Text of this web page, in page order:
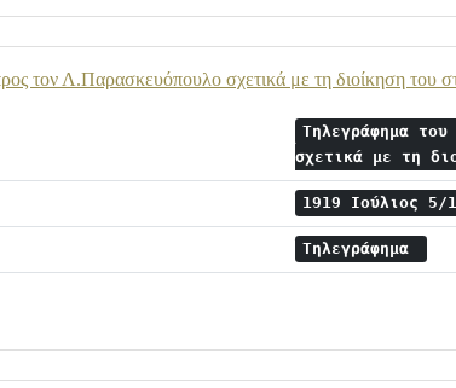
τον Λ.Παρασκευόπουλο σχετικά με τη διοίκηση του
Τηλεγράφημα
σχετικά με τη
1919 Ιούλιος 5/
Τηλεγράφημα